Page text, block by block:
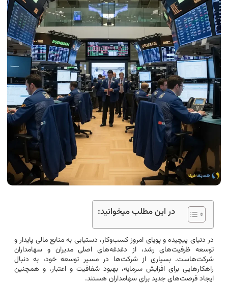
در این مطلب میخوانید:
در دنیای پیچیده و پویای امروز کسب‌وکار، دستیابی به منابع مالی پایدار و
توسعه ظرفیت‌های رشد، از دغدغه‌های اصلی مدیران و سهامداران
شرکت‌هاست. بسیاری از شرکت‌ها در مسیر توسعه خود، به دنبال
راهکارهایی برای افزایش سرمایه، بهبود شفافیت و اعتبار، و همچنین
ایجاد فرصت‌های جدید برای سهامداران هستند.